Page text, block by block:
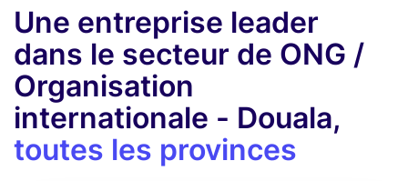
Une entreprise leader
dans le secteur de ONG /
Organisation
internationale - Douala,
toutes les provinces